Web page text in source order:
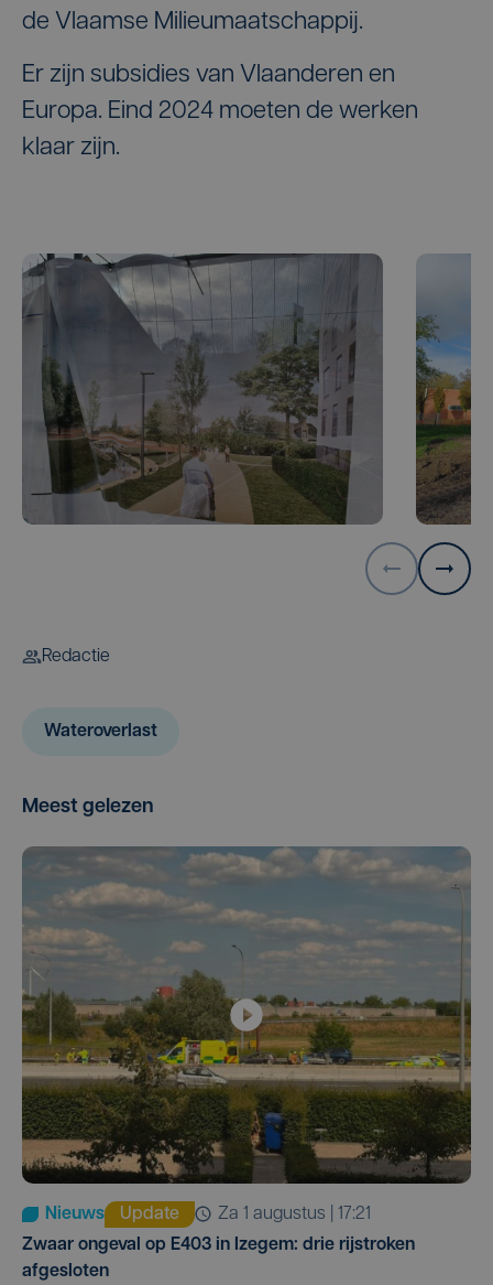
de Vlaamse Milieumaatschappij.
Er zijn subsidies van Vlaanderen en
Europa. Eind 2024 moeten de werken
klaar zijn.
Redactie
Wateroverlast
Meest gelezen
Nieuws Update
za 1 augustus | 17:21
Zwaar ongeval op E403 in Izegem: drie rijstroken
afgesloten